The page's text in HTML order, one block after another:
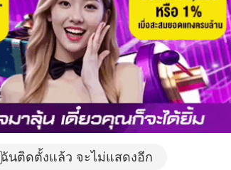
ฉันติดตั้งแล้ว จะไม่แสดงอีก